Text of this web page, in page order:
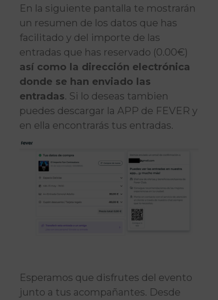
En la siguiente pantalla te mostrarán
un resumen de los datos que has
facilitado y del importe de las
entradas que has reservado (0.00€)
así como la dirección electrónica
donde se han enviado las
entradas. Si lo deseas tambien
puedes descargar la APP de FEVER y
en ella encontrarás tus entradas.
Esperamos que disfrutes del evento
junto a tus acompañantes. Desde